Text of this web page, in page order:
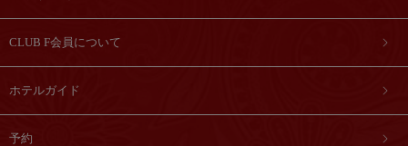
CLUB F会員について
ホテルガイド
予約